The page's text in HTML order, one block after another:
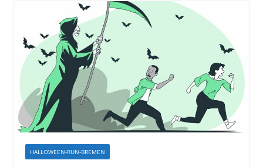
HALLOWEEN-RUN-BREMEN